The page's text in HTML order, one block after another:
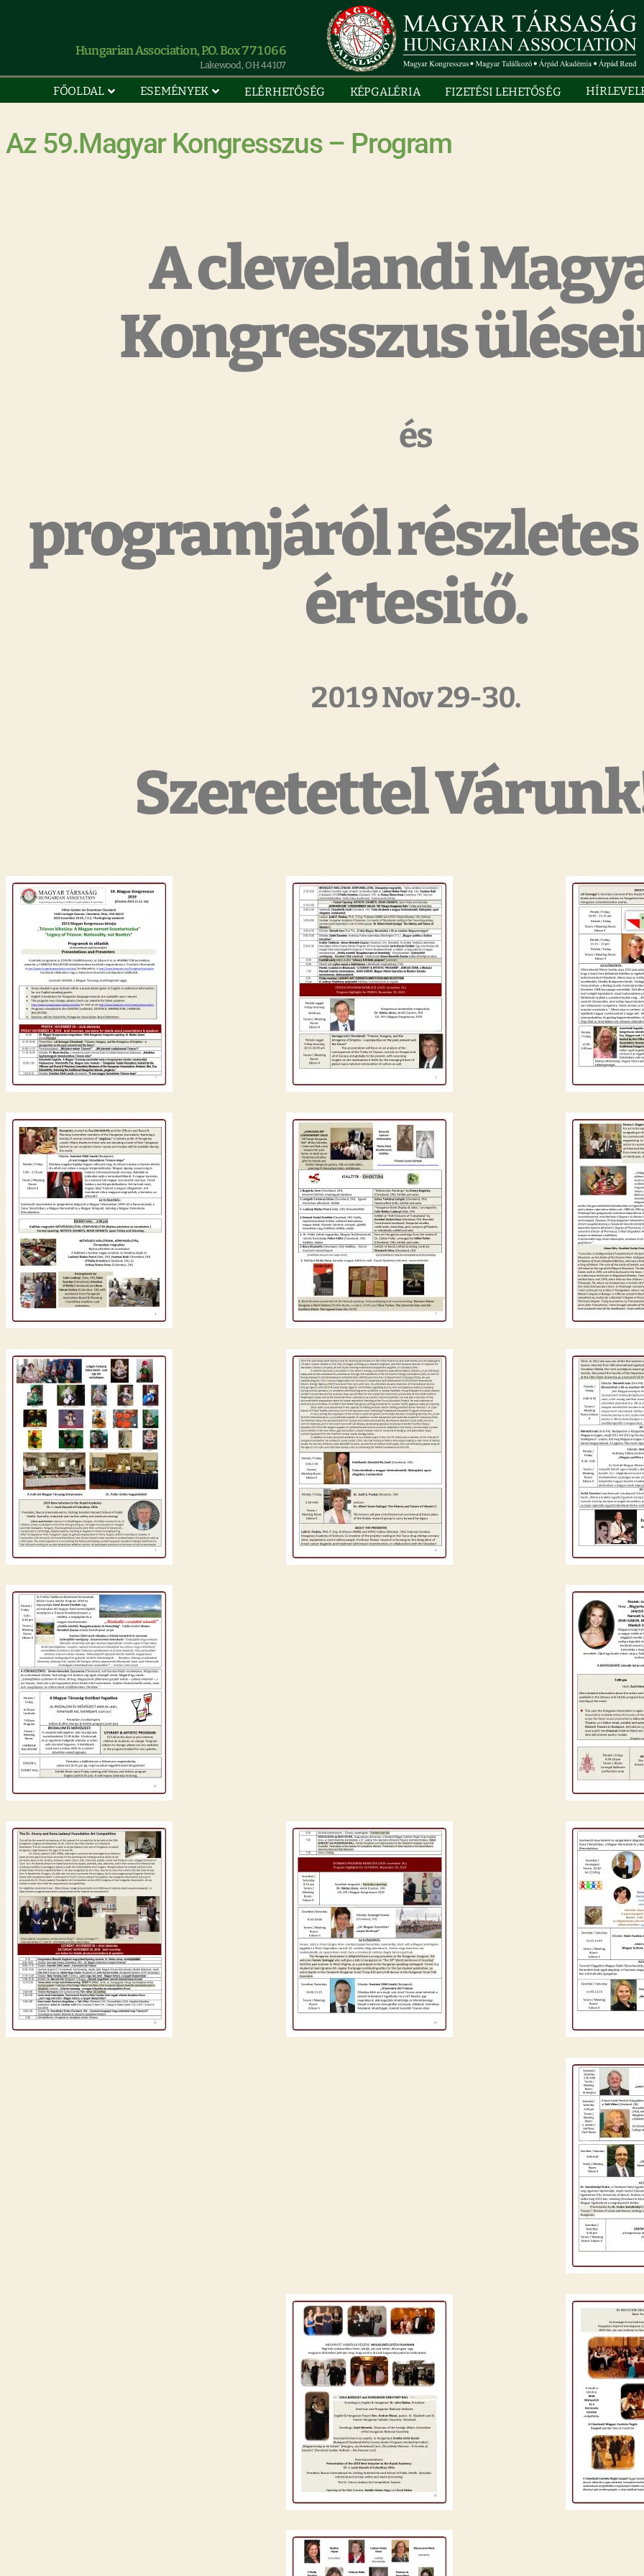
Hungarian Association, P.O. Box 771066
Lakewood, OH 44107
FŐOLDAL ESEMÉNYEK ELÉRHETŐSÉG KÉPGALÉRIA FIZETÉSI LEHETŐSÉG
Az 59.Magyar Kongresszus – Program
A clevelandi
Kongresszus
és
programjáról részletes
értesitő.
2019 Nov 29-30.
Szeretettel